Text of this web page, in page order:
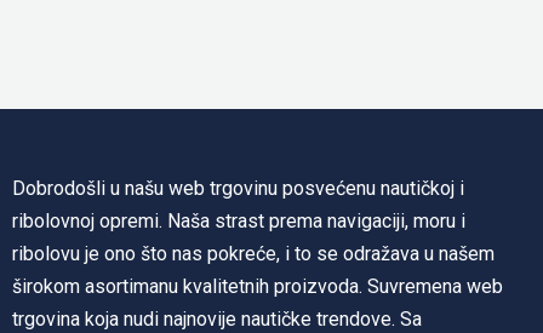
Dobrodošli u našu web trgovinu posvećenu nautičkoj i
ribolovnoj opremi. Naša strast prema navigaciji, moru i
ribolovu je ono što nas pokreće, i to se odražava u našem
širokom asortimanu kvalitetnih proizvoda. Suvremena web
trgovina koja nudi najnovije nautičke trendove. Sa